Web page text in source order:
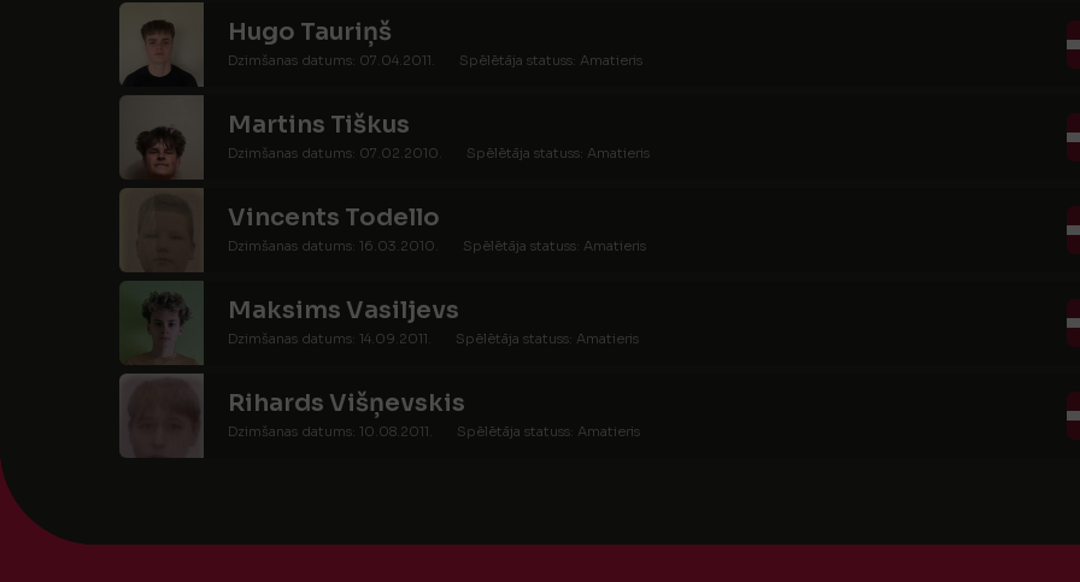
Hugo Tauriņš
Dzimšanas datums: 07.04.2011. Spēlētāja statuss: Amatieris
Martins Tiškus
Dzimšanas datums: 07.02.2010. Spēlētāja statuss: Amatieris
Vincents Todello
Dzimšanas datums: 16.03.2010. Spēlētāja statuss: Amatieris
Maksims Vasiljevs
Dzimšanas datums: 14.09.2011. Spēlētāja statuss: Amatieris
Rihards Višņevskis
Dzimšanas datums: 10.08.2011. Spēlētāja statuss: Amatieris